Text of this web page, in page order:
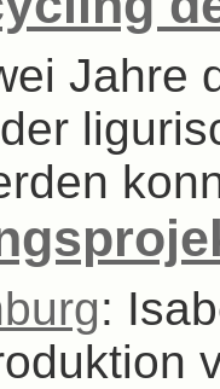
Jahre
: